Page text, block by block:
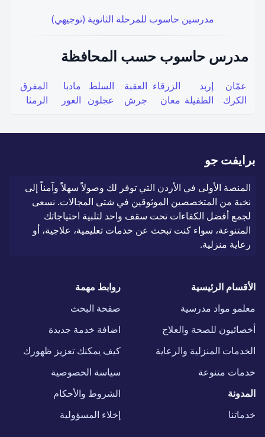
مدرسين حاسوب للمرحلة الثانوية (توجيهي)
مدرس حاسوب حسب المحافظة
عمّان إربد الزرقاء العقبة السلط مادبا
المفرق
الكرك
الطفيلة معان جرش عجلون الغور الرمثا
برايفت جو
المنصة الأولى في الأردن التي توفر لك وصولاً سهلاً وآمناً إلى
نخبة من المتخصصين الموثوقين في شتى المجالات. نسعى
لجمع أفضل الكفاءات تحت سقف واحد لتلبية احتياجاتك
المتنوعة، سواء كنت تبحث عن خدمات تعليمية، علاجية، أو
رعاية منزلية.
الأقسام الرئيسية
معلمو مواد مدرسية
أخصائيون للصحة والعلاج
الخدمات المنزلية والرعاية
خدمات متنوعة
المدونة
خدماتنا
روابط مهمة
صفحة البحث
اضافة خدمة جديدة
كيف يمكنك تعزيز ظهورك
سياسة الخصوصية
الشروط والأحكام
إخلاء المسؤولية